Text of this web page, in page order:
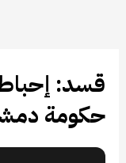
قسد:
حكومة